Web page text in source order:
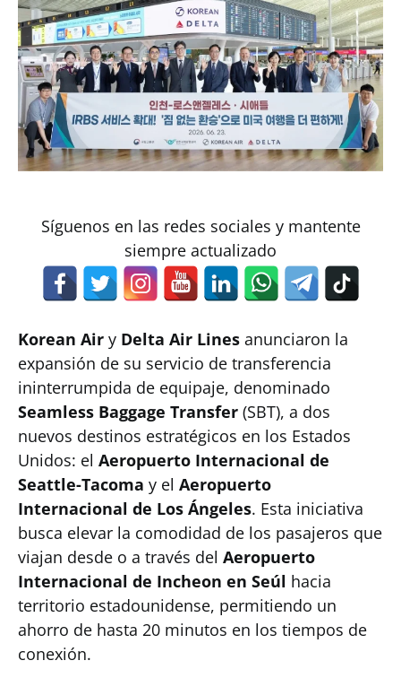
Síguenos en las redes sociales y mantente
siempre actualizado
Korean Air y Delta Air Lines anunciaron la
expansión de su servicio de transferencia
ininterrumpida de equipaje, denominado
Seamless Baggage Transfer (SBT), a dos
nuevos destinos estratégicos en los Estados
Unidos: el Aeropuerto Internacional de
Seattle-Tacoma y el Aeropuerto
Internacional de Los Ángeles. Esta iniciativa
busca elevar la comodidad de los pasajeros que
viajan desde o a través del Aeropuerto
Internacional de Incheon en Seúl hacia
territorio estadounidense, permitiendo un
ahorro de hasta 20 minutos en los tiempos de
conexión.